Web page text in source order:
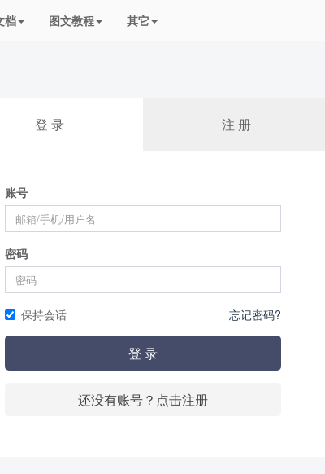
Office文档 图文教程
登 录 注 册
账号
密码
保持会话 忘记密码?
登 录
还没有账号？点击注册